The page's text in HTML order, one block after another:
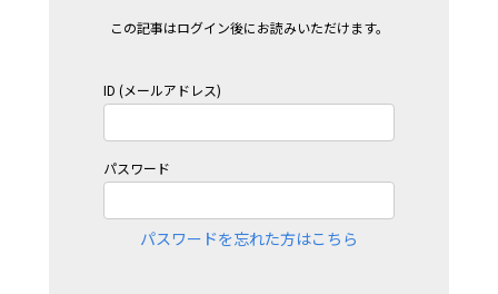
この記事はログイン後にお読みいただけます。
ID (メールアドレス)
パスワード
パスワードを忘れた方はこちら